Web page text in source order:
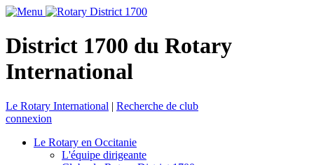
District 1700 du Rotary
International
Le Rotary International | Recherche de club
connexion
Le Rotary en Occitanie
L'équipe dirigeante